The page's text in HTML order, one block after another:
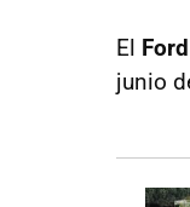
El
junio